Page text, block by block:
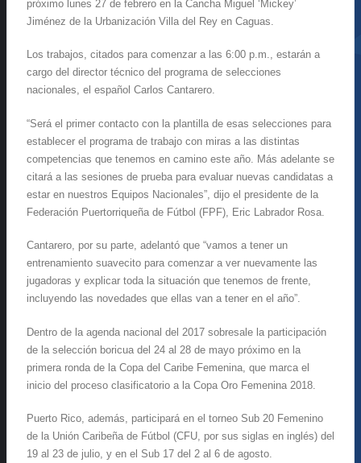
próximo lunes 27 de febrero en la Cancha Miguel ‘Mickey’
Jiménez de la Urbanización Villa del Rey en Caguas.
Los trabajos, citados para comenzar a las 6:00 p.m., estarán a
cargo del director técnico del programa de selecciones
nacionales, el español Carlos Cantarero.
“Será el primer contacto con la plantilla de esas selecciones para
establecer el programa de trabajo con miras a las distintas
competencias que tenemos en camino este año. Más adelante se
citará a las sesiones de prueba para evaluar nuevas candidatas a
estar en nuestros Equipos Nacionales”, dijo el presidente de la
Federación Puertorriqueña de Fútbol (FPF), Eric Labrador Rosa.
Cantarero, por su parte, adelantó que “vamos a tener un
entrenamiento suavecito para comenzar a ver nuevamente las
jugadoras y explicar toda la situación que tenemos de frente,
incluyendo las novedades que ellas van a tener en el año”.
Dentro de la agenda nacional del 2017 sobresale la participación
de la selección boricua del 24 al 28 de mayo próximo en la
primera ronda de la Copa del Caribe Femenina, que marca el
inicio del proceso clasificatorio a la Copa Oro Femenina 2018.
Puerto Rico, además, participará en el torneo Sub 20 Femenino
de la Unión Caribeña de Fútbol (CFU, por sus siglas en inglés) del
19 al 23 de julio, y en el Sub 17 del 2 al 6 de agosto.